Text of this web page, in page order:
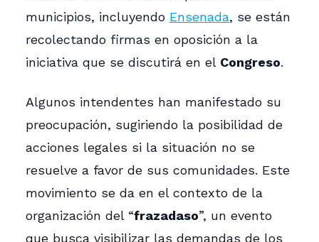
municipios, incluyendo Ensenada, se están
recolectando firmas en oposición a la
iniciativa que se discutirá en el Congreso.
Algunos intendentes han manifestado su
preocupación, sugiriendo la posibilidad de
acciones legales si la situación no se
resuelve a favor de sus comunidades. Este
movimiento se da en el contexto de la
organización del “frazadaso”, un evento
que busca visibilizar las demandas de los